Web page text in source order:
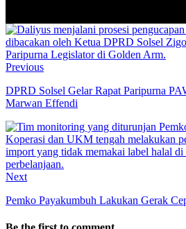
Previous
DPRD Solsel Gelar Rapat Paripurna
Marwan Effendi
Next
Pemko Payakumbuh Lakukan Gerak